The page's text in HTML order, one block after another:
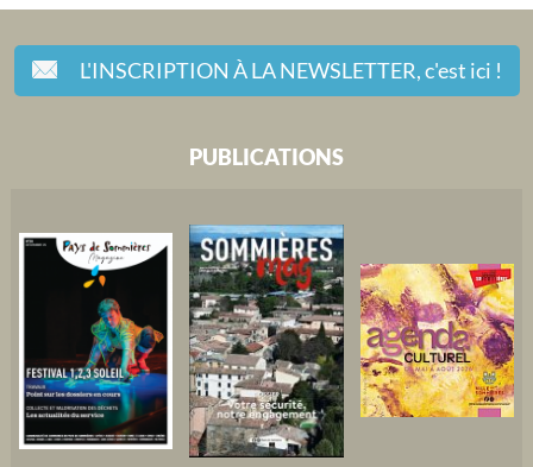
L'INSCRIPTION À LA NEWSLETTER,c'est ici !
PUBLICATIONS